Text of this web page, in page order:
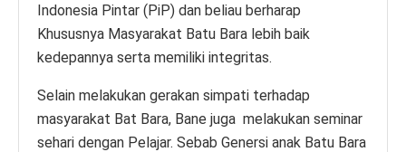
Indonesia Pintar (PiP) dan beliau berharap
Khususnya Masyarakat Batu Bara lebih baik
kedepannya serta memiliki integritas.
Selain melakukan gerakan simpati terhadap
masyarakat Bat Bara, Bane juga melakukan seminar
sehari dengan Pelajar. Sebab Genersi anak Batu Bara